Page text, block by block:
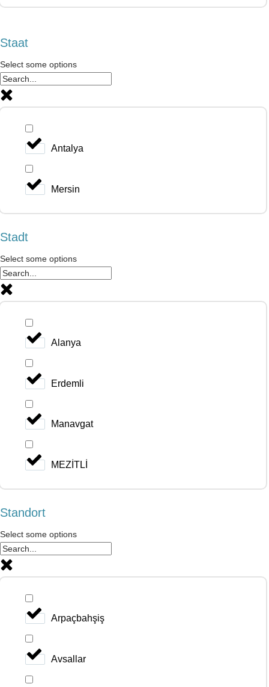
Staat
Select some options
Antalya
Mersin
Stadt
Select some options
Alanya
Erdemli
Manavgat
MEZİTLİ
Standort
Select some options
Arpaçbahşiş
Avsallar